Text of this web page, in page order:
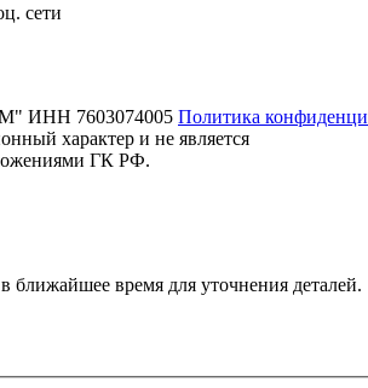
сети
ИНН 7603074005 Политика
характер и не является
ГК РФ.
ближайшее время для уточнения деталей.